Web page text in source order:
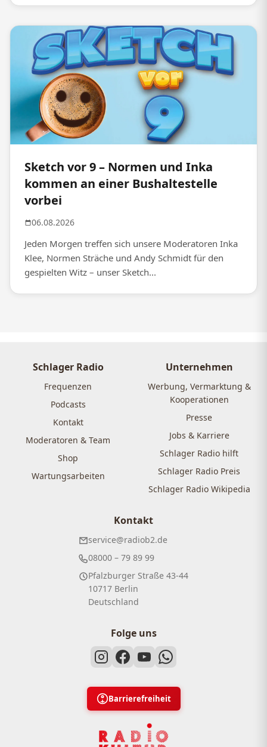
Sketch vor 9 – Normen und Inka
kommen an einer Bushaltestelle
vorbei
06.08.2026
Jeden Morgen treffen sich unsere Moderatoren Inka
Klee, Normen Sträche und Andy Schmidt für den
gespielten Witz – unser Sketch...
Schlager Radio
Frequenzen
Podcasts
Kontakt
Moderatoren & Team
Shop
Wartungsarbeiten
Unternehmen
Werbung, Vermarktung &
Kooperationen
Presse
Jobs & Karriere
Schlager Radio hilft
Schlager Radio Preis
Schlager Radio Wikipedia
Kontakt
service@radiob2.de
08000 – 79 89 99
Pfalzburger Straße 43-44
10717 Berlin
Deutschland
Folge uns
Barrierefreiheit